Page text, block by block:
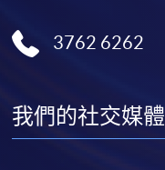
3762 6262
我們的社交媒體